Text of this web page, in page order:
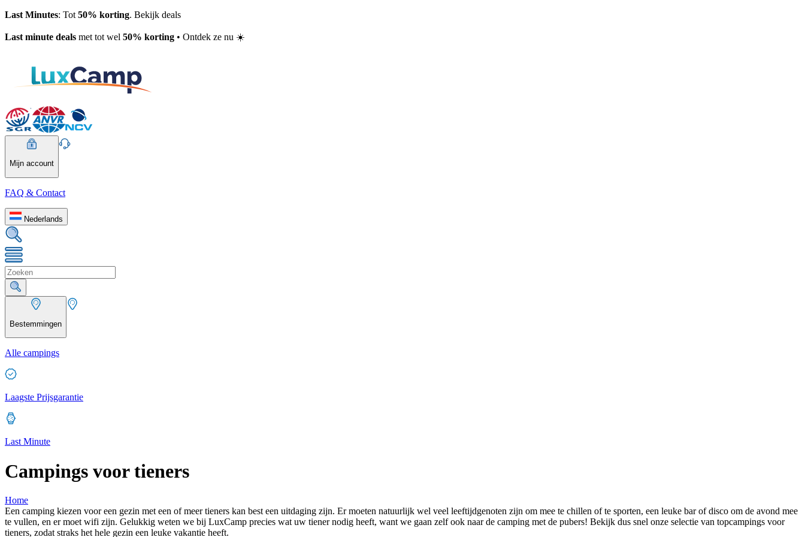
Last Minutes: Tot 50% korting. Bekijk deals
Last minute deals met tot wel 50% korting • Ontdek ze nu ☀️
Mijn account
FAQ & Contact
Nederlands
Bestemmingen
Alle campings
Laagste Prijsgarantie
Last Minute
Campings voor tieners
Home
Een camping kiezen voor een gezin met een of meer tieners kan best een uitdaging zijn. Er moeten natuurlijk wel veel leeftijdgenoten zijn om mee te chillen of te sporten, een leuke bar of disco om de avond mee
te vullen, en er moet wifi zijn. Gelukkig weten we bij LuxCamp precies wat uw tiener nodig heeft, want we gaan zelf ook naar de camping met de pubers! Bekijk dus snel onze selectie van topcampings voor
tieners, zodat straks het hele gezin een leuke vakantie heeft.